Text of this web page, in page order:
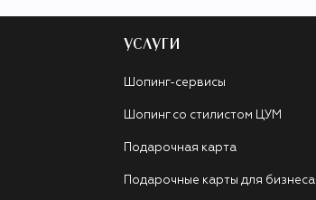
УСЛУГИ
Шопинг-сервисы
Шопинг со стилистом ЦУМ
Подарочная карта
Подарочные карты для бизнеса